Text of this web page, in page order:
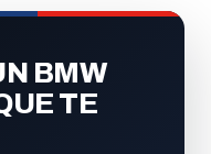
BMW
TE